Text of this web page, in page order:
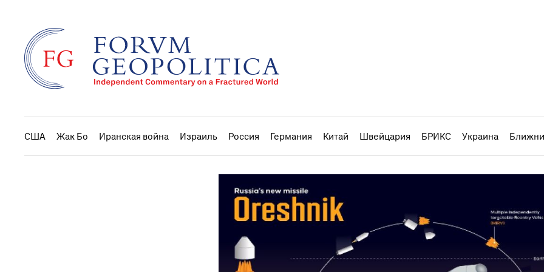
США Жак Бо Иранская война Израиль Россия Германия Китай Швейцария БРИКС Украина